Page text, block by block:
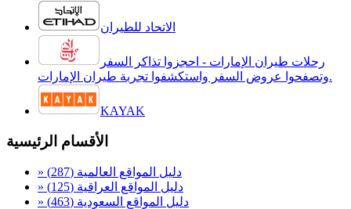
الاتحاد للطيران
رحلات طيران الإمارات - احجزوا تذاكر السفر
وتصفحوا عروض السفر واستكشفوا تجربة طيران الإمارات.
KAYAK
الأقسام الرئيسية
» دليل المواقع العالمية (287)
» دليل المواقع العراقية (125)
» دليل المواقع السعودية (463)